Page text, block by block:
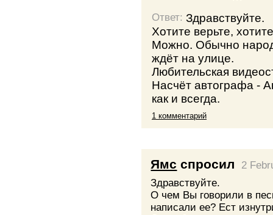
Ответ:Здравствуйте.
Хотите верьте,
Можно. Обычно
ждёт на улице.
Любительская
Насчёт автографа -
как и всегда.
1 комментарий
Ямс спросил
2
Здравствуйте.
О чем Вы говорили в
написали ее? Ест